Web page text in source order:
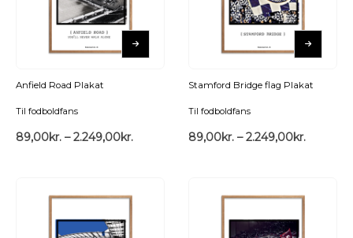
Anfield Road Plakat
Til fodboldfans
89,00kr. – 2.249,00kr.
Stamford Bridge flag Plakat
Til fodboldfans
89,00kr. – 2.249,00kr.